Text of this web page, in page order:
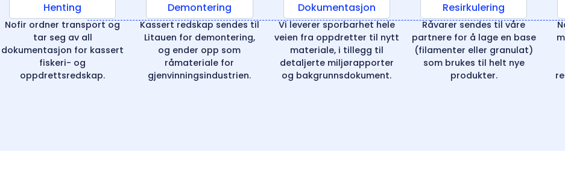
Henting
Nofir ordner transport og
tar seg av all
dokumentasjon for kassert
fiskeri- og
oppdrettsredskap.
Demontering
Kassert redskap sendes til
Litauen for demontering,
og ender opp som
råmateriale for
gjenvinningsindustrien.
Dokumentasjon
Vi leverer sporbarhet hele
veien fra oppdretter til nytt
materiale, i tillegg til
detaljerte miljørapporter
og bakgrunnsdokument.
Resirkulering
Råvarer sendes til våre
partnere for å lage en base
(filamenter eller granulat)
som brukes til helt nye
produkter.